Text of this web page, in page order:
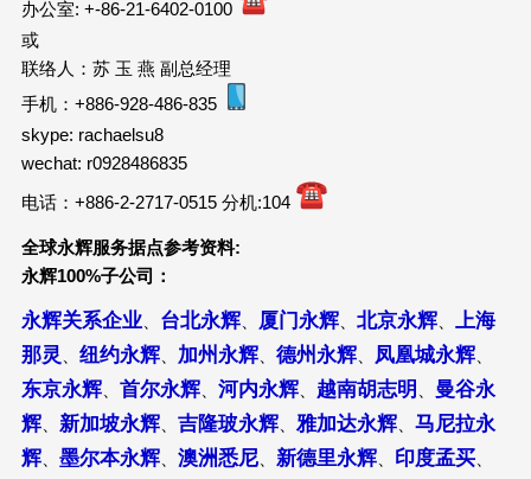
办公室: +-86-21-6402-0100
或
联络人：苏 玉 燕 副总经理
手机：+886-928-486-835
skype: rachaelsu8
wechat: r0928486835
电话：+886-2-2717-0515 分机:104
全球永辉服务据点参考资料:
永辉100%子公司：
永辉关系企业、 台北永辉、 厦门永辉、 北京永辉、
上海
那灵
纽约永辉、 加州永辉、 德州永辉、 凤凰城永辉、
东京永辉、 首尔永辉、 河内永辉、 越南胡志明
曼谷永
辉、 新加坡永辉、 吉隆玻永辉、 雅加达永辉、 马尼拉永
辉、 墨尔本永辉、 澳洲悉尼、 新德里永辉、 印度孟买、